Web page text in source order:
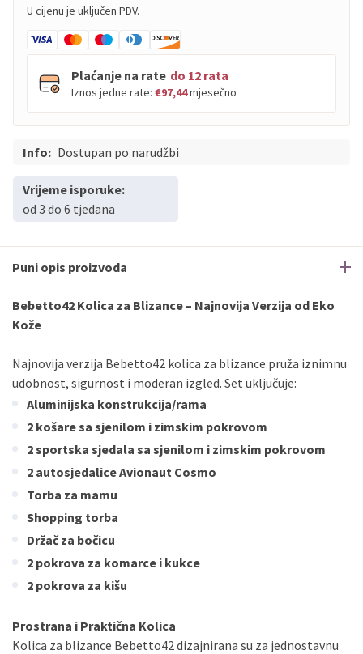
U cijenu je uključen PDV.
Plaćanje na rate do 12 rata
Iznos jedne rate: €97,44mjesečno
PBZ Visa
Erste
Erste
Sve banke Visa
Jednokratno
Sve banke
Maestro
Jednokratno
ECC
Discover Jednokratno
Info: Dostupan po narudžbi
Vrijeme isporuke:
od 3 do 6 tjedana
Puni opis proizvoda
Bebetto42 Kolica za Blizance – Najnovija Verzija od Eko
Kože
Najnovija verzija Bebetto42 kolica za blizance pruža iznimnu
udobnost, sigurnost i moderan izgled. Set uključuje:
Aluminijska konstrukcija/rama
2 košare sa sjenilom i zimskim pokrovom
2 sportska sjedala sa sjenilom i zimskim pokrovom
2 autosjedalice Avionaut Cosmo
Torba za mamu
Shopping torba
Držač za bočicu
2 pokrova za komarce i kukce
2 pokrova za kišu
Prostrana i Praktična Kolica
Kolica za blizance Bebetto42 dizajnirana su za jednostavnu